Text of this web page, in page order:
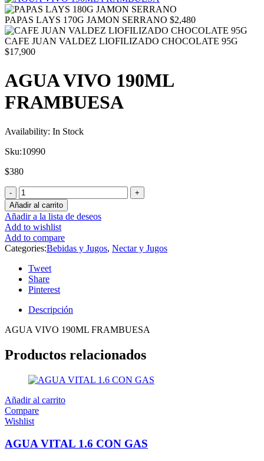
PAPAS LAYS 170G JAMON SERRANO $2,480
CAFE JUAN VALDEZ LIOFILIZADO CHOCOLATE 95G
$17,900
AGUA VIVO 190ML
FRAMBUESA
Availability: In Stock
Sku:10990
$380
Añadir al carrito
Añadir a la lista de deseos
Add to wishlist
Add to compare
Categories:Bebidas y Jugos, Nectar y Jugos
Tweet
Share
Pinterest
Descripción
AGUA VIVO 190ML FRAMBUESA
Productos relacionados
Añadir al carrito
Compare
Wishlist
AGUA VITAL 1.6 CON GAS